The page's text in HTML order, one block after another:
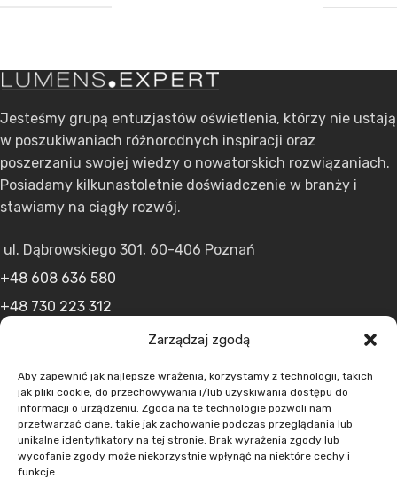
Zarządzaj zgodą
Aby zapewnić jak najlepsze wrażenia, korzystamy z technologii, takich
jak pliki cookie, do przechowywania i/lub uzyskiwania dostępu do
informacji o urządzeniu. Zgoda na te technologie pozwoli nam
przetwarzać dane, takie jak zachowanie podczas przeglądania lub
unikalne identyfikatory na tej stronie. Brak wyrażenia zgody lub
wycofanie zgody może niekorzystnie wpłynąć na niektóre cechy i
funkcje.
Jesteśmy grupą entuzjastów oświetlenia, którzy nie ustają
w poszukiwaniach różnorodnych inspiracji oraz
poszerzaniu swojej wiedzy o nowatorskich rozwiązaniach.
Posiadamy kilkunastoletnie doświadczenie w branży i
stawiamy na ciągły rozwój.
ul. Dąbrowskiego 301, 60-406 Poznań
+48 608 636 580
+48 730 223 312
MENU